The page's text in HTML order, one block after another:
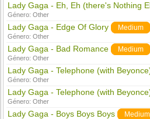
Lady Gaga - Eh, Eh (there's Nothing
Género:Other
Lady Gaga - Edge Of Glory Medium
Género:Other
Lady Gaga - Bad Romance Medium
Género:Other
Lady Gaga - Telephone (with
Género:Other
Lady Gaga - Telephone (with
Género:Other
Lady Gaga - Boys Boys Boys Medium